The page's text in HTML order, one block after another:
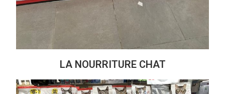
LA NOURRITURE CHAT